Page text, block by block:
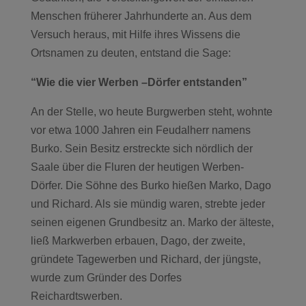
Menschen früherer Jahrhunderte an. Aus dem
Versuch heraus, mit Hilfe ihres Wissens die
Ortsnamen zu deuten, entstand die Sage:
“Wie die vier Werben –Dörfer entstanden”
An der Stelle, wo heute Burgwerben steht, wohnte
vor etwa 1000 Jahren ein Feudalherr namens
Burko. Sein Besitz erstreckte sich nördlich der
Saale über die Fluren der heutigen Werben-
Dörfer. Die Söhne des Burko hießen Marko, Dago
und Richard. Als sie mündig waren, strebte jeder
seinen eigenen Grundbesitz an. Marko der älteste,
ließ Markwerben erbauen, Dago, der zweite,
gründete Tagewerben und Richard, der jüngste,
wurde zum Gründer des Dorfes
Reichardtswerben.